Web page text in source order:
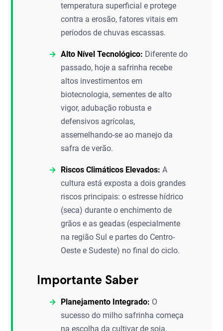
temperatura superficial e protege
contra a erosão, fatores vitais em
períodos de chuvas escassas.
Alto Nível Tecnológico: Diferente do
passado, hoje a safrinha recebe
altos investimentos em
biotecnologia, sementes de alto
vigor, adubação robusta e
defensivos agrícolas,
assemelhando-se ao manejo da
safra de verão.
Riscos Climáticos Elevados: A
cultura está exposta a dois grandes
riscos principais: o estresse hídrico
(seca) durante o enchimento de
grãos e as geadas (especialmente
na região Sul e partes do Centro-
Oeste e Sudeste) no final do ciclo.
Importante Saber
Planejamento Integrado: O
sucesso do milho safrinha começa
na escolha da cultivar de soja.